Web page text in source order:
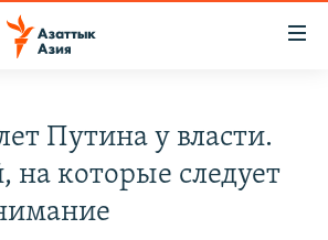
Путина у власти.
на которые следует